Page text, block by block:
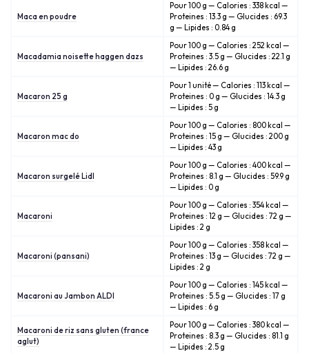
Maca en poudre
Pour 100 g — Calories : 338 kcal —
Proteines : 13.3 g — Glucides : 69.3
g — Lipides : 0.84 g
Macadamia noisette haggen dazs
Pour 100 g — Calories : 252 kcal —
Proteines : 3.5 g — Glucides : 22.1 g
— Lipides : 26.6 g
Macaron 25 g
Pour 1 unité — Calories : 113 kcal —
Proteines : 0 g — Glucides : 14.3 g
— Lipides : 5 g
Macaron mac do
Pour 100 g — Calories : 800 kcal —
Proteines : 15 g — Glucides : 200 g
— Lipides : 43 g
Macaron surgelé Lidl
Pour 100 g — Calories : 400 kcal —
Proteines : 8.1 g — Glucides : 59.9 g
— Lipides : 0 g
Macaroni
Pour 100 g — Calories : 354 kcal —
Proteines : 12 g — Glucides : 72 g —
Lipides : 2 g
Macaroni (pansani)
Pour 100 g — Calories : 358 kcal —
Proteines : 13 g — Glucides : 72 g —
Lipides : 2 g
Macaroni au Jambon ALDI
Pour 100 g — Calories : 145 kcal —
Proteines : 5.5 g — Glucides : 17 g
— Lipides : 6 g
Macaroni de riz sans gluten (france
aglut)
Pour 100 g — Calories : 380 kcal —
Proteines : 8.3 g — Glucides : 81.1 g
— Lipides : 2.5 g